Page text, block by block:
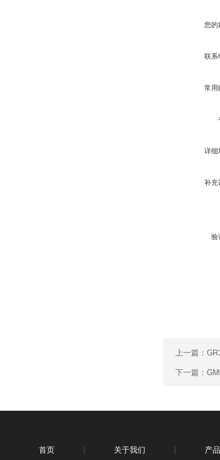
您的
联系
常用
详细
补充
验
上一篇：
下一篇：
首页 关于我们 产